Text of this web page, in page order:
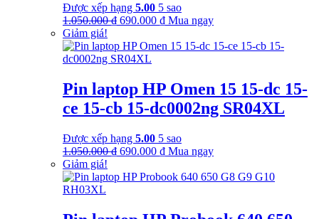
Được xếp hạng 5.00 5 sao
1.050.000₫ Giá
là:
1.050.000 ₫.
690.000 ₫Giá
tại
Mua ngay
Giảm giá!
Pin laptop HP Omen 15 15-dc 15-
ce 15-cb 15-dc0002ng SR04XL
Được xếp hạng 5.00 5 sao
1.050.000₫ Giá
là:
690.000 ₫Giá
tại
Mua ngay
Giảm giá!